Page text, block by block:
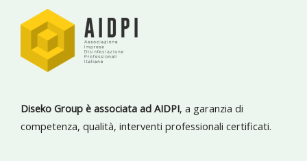
Diseko Group è associata ad AIDPI, a garanzia di
competenza, qualità, interventi professionali certificati.